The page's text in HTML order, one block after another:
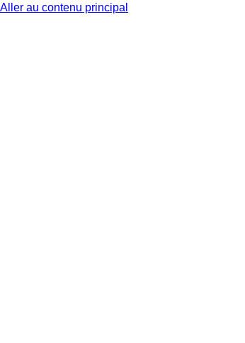
Aller au contenu principal